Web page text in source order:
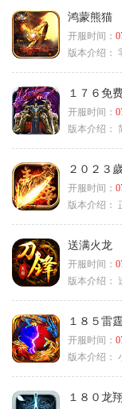
鸿蒙熊猫
开服时间：
版本介绍：
１７６免
开服时间：
版本介绍：
２０２３
开服时间：
版本介绍：
送满火龙
开服时间：
版本介绍：
１８５雷
开服时间：
版本介绍：
１８０龙